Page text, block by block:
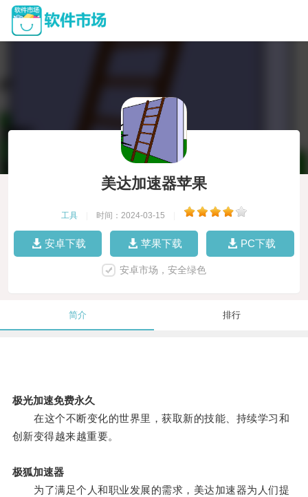
美达加速器苹果
工具 时间：2024-03-15
安卓下载 苹果下载 PC下载
安卓市场，安全绿色
简介 排行
极光加速免费永久
在这个不断变化的世界里，获取新的技能、持续学习和
创新变得越来越重要。
极狐加速器
为了满足个人和职业发展的需求，美达加速器为人们提